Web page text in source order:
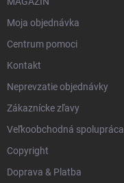
Moja objednávka
Centrum pomoci
Kontakt
Neprevzatie objednávky
Zákaznícke zľavy
Veľkoobchodná spolupráca
Copyright
Doprava & Platba